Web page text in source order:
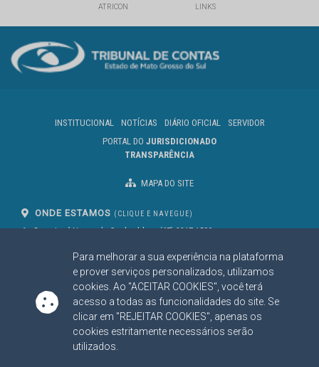
Para melhorar a sua experiência na plataforma
e prover serviços personalizados, utilizamos
cookies. Ao "ACEITAR COOKIES", você terá
acesso a todas as funcionalidades do site. Se
clicar em "REJEITAR COOKIES", apenas os
cookies estritamente necessários serão
utilizados.
ATRICON LINKS
INSTITUCIONAL NOTÍCIAS DIÁRIO OFICIAL
SERVIDOR
PORTAL DO JURISDICIONADO
TRANSPARÊNCIA
MAPA DO SITE
ONDE ESTAMOS (CLIQUE E NAVEGUE)
Av. Des. José Nunes da Cunha, bloco
Campo Grande/MS
CEP: 79031-310
(67) 3317-1500
SIGA NOSSAS REDES SOCIAIS
Linked InYoutube
Facebook
X